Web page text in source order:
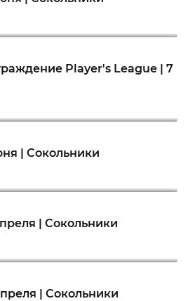
Player's League | 7
| Сокольники
| Сокольники
| Сокольники